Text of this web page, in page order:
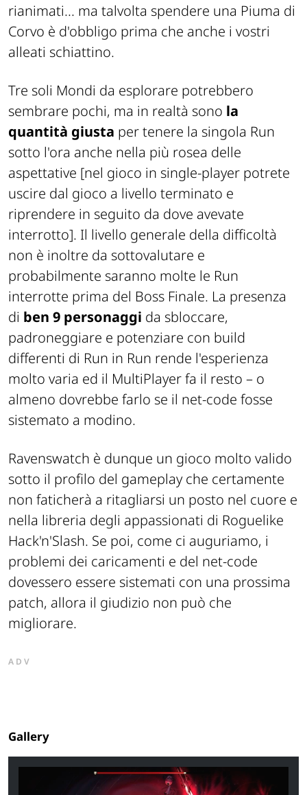
rianimati... ma talvolta spendere una Piuma di
Corvo è d'obbligo prima che anche i vostri
alleati schiattino.
Tre soli Mondi da esplorare potrebbero
sembrare pochi, ma in realtà sono la
quantità giusta per tenere la singola Run
sotto l'ora anche nella più rosea delle
aspettative [nel gioco in single-player potrete
uscire dal gioco a livello terminato e
riprendere in seguito da dove avevate
interrotto]. Il livello generale della difficoltà
non è inoltre da sottovalutare e
probabilmente saranno molte le Run
interrotte prima del Boss Finale. La presenza
di ben 9 personaggi da sbloccare,
padroneggiare e potenziare con build
differenti di Run in Run rende l'esperienza
molto varia ed il MultiPlayer fa il resto – o
almeno dovrebbe farlo se il net-code fosse
sistemato a modino.
Ravenswatch è dunque un gioco molto valido
sotto il profilo del gameplay che certamente
non faticherà a ritagliarsi un posto nel cuore e
nella libreria degli appassionati di Roguelike
Hack'n'Slash. Se poi, come ci auguriamo, i
problemi dei caricamenti e del net-code
dovessero essere sistemati con una prossima
patch, allora il giudizio non può che
migliorare.
ADV
Gallery